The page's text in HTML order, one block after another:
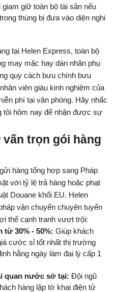
giữ toàn bộ tài sản nếu
thùng bị đưa vào diện nghi
tại Helen Express, toàn bộ
may mặc hay dán nhãn phụ
quy cách bưu chính bưu
viên giàu kinh nghiệm của
phí tại văn phòng. Hãy nhấc
tôi hôm nay để nhận được sự
trọn gói hàng
hàng tổng hợp sang Pháp
với tỷ lệ trả hàng hoặc phạt
Douane khối EU. Helen
vận chuyển chuyên tuyến
thế cạnh tranh vượt trội:
30% - 50%: Giúp khách
cước sỉ tốt nhất thị trường
hằng ngày làm đại lý cấp 1
quan nước sở tại: Đội ngũ
hàng lập tờ khai điện tử